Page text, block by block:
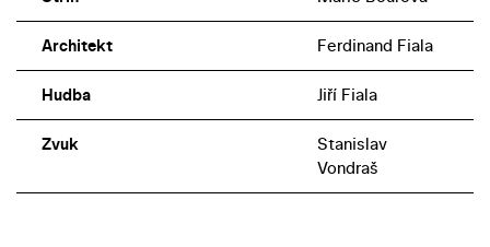
Architekt Ferdinand Fiala
Hudba Jiří Fiala
Zvuk
Stanislav
Vondraš